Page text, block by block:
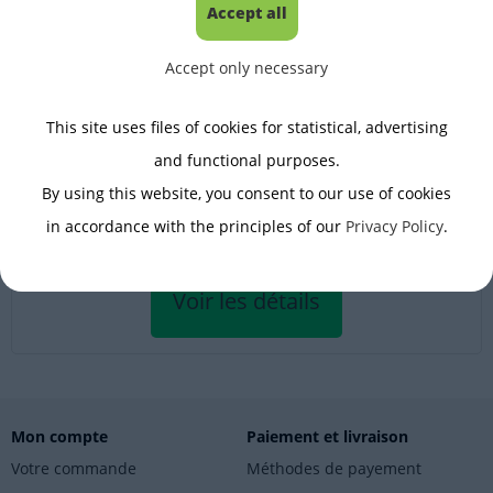
Platesformes inoxydables HRP EX.H
Capacité maximale [Max]:
10kg - 2000kg
Précision de lecture [d]:0,02g - 10g
De: 7275.60 EUR
avec 20% TVA, frais de port non inclus
Voir les détails
Mon compte
Votre commande
Paiement et livraison
Méthodes de payement
This site uses files of cookies for statistical, advertising
and functional purposes.
By using this website, you consent to our use of cookies
in accordance with the principles of our Privacy Policy.
Accept only necessary
Accept all